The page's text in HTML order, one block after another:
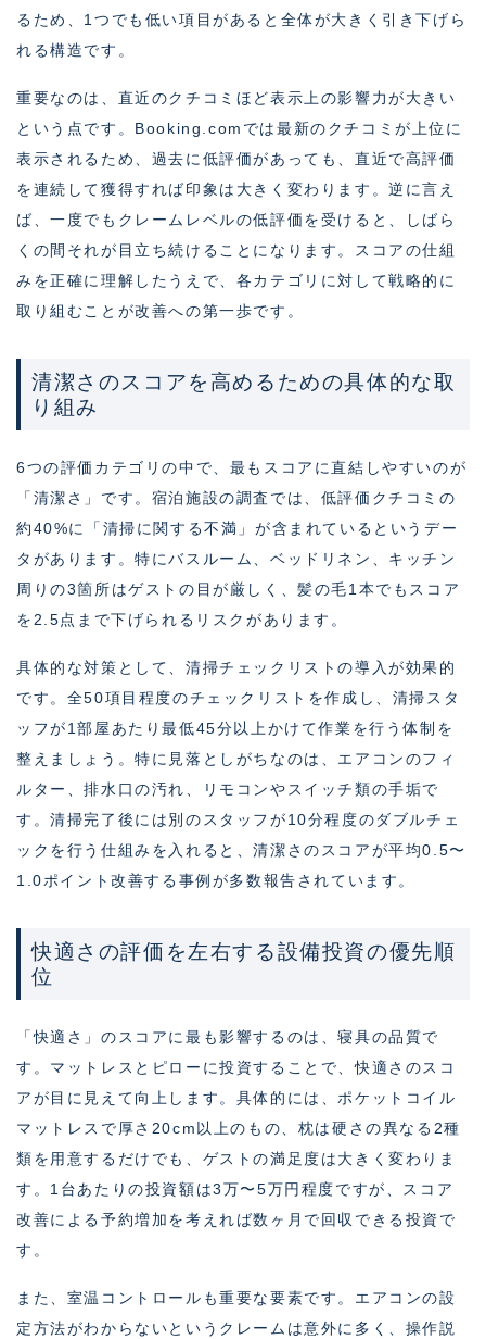
るため、1つでも低い項目があると全体が大きく引き下げら
れる構造です。
重要なのは、直近のクチコミほど表示上の影響力が大きい
という点です。Booking.comでは最新のクチコミが上位に
表示されるため、過去に低評価があっても、直近で高評価
を連続して獲得すれば印象は大きく変わります。逆に言え
ば、一度でもクレームレベルの低評価を受けると、しばら
くの間それが目立ち続けることになります。スコアの仕組
みを正確に理解したうえで、各カテゴリに対して戦略的に
取り組むことが改善への第一歩です。
清潔さのスコアを高めるための具体的な取
り組み
6つの評価カテゴリの中で、最もスコアに直結しやすいのが
「清潔さ」です。宿泊施設の調査では、低評価クチコミの
約40%に「清掃に関する不満」が含まれているというデー
タがあります。特にバスルーム、ベッドリネン、キッチン
周りの3箇所はゲストの目が厳しく、髪の毛1本でもスコア
を2.5点まで下げられるリスクがあります。
具体的な対策として、清掃チェックリストの導入が効果的
です。全50項目程度のチェックリストを作成し、清掃スタ
ッフが1部屋あたり最低45分以上かけて作業を行う体制を
整えましょう。特に見落としがちなのは、エアコンのフィ
ルター、排水口の汚れ、リモコンやスイッチ類の手垢で
す。清掃完了後には別のスタッフが10分程度のダブルチェ
ックを行う仕組みを入れると、清潔さのスコアが平均0.5〜
1.0ポイント改善する事例が多数報告されています。
快適さの評価を左右する設備投資の優先順
位
「快適さ」のスコアに最も影響するのは、寝具の品質で
す。マットレスとピローに投資することで、快適さのスコ
アが目に見えて向上します。具体的には、ポケットコイル
マットレスで厚さ20cm以上のもの、枕は硬さの異なる2種
類を用意するだけでも、ゲストの満足度は大きく変わりま
す。1台あたりの投資額は3万〜5万円程度ですが、スコア
改善による予約増加を考えれば数ヶ月で回収できる投資で
す。
また、室温コントロールも重要な要素です。エアコンの設
定方法がわからないというクレームは意外に多く、操作説